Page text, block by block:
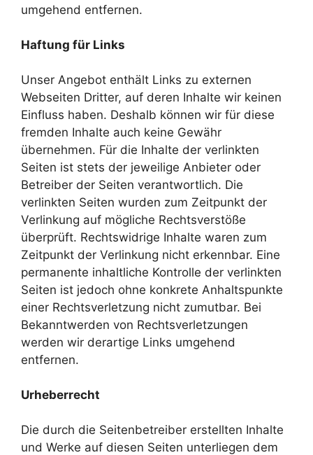
umgehend entfernen.
Haftung für Links
Unser Angebot enthält Links zu externen
Webseiten Dritter, auf deren Inhalte wir keinen
Einfluss haben. Deshalb können wir für diese
fremden Inhalte auch keine Gewähr
übernehmen. Für die Inhalte der verlinkten
Seiten ist stets der jeweilige Anbieter oder
Betreiber der Seiten verantwortlich. Die
verlinkten Seiten wurden zum Zeitpunkt der
Verlinkung auf mögliche Rechtsverstöße
überprüft. Rechtswidrige Inhalte waren zum
Zeitpunkt der Verlinkung nicht erkennbar. Eine
permanente inhaltliche Kontrolle der verlinkten
Seiten ist jedoch ohne konkrete Anhaltspunkte
einer Rechtsverletzung nicht zumutbar. Bei
Bekanntwerden von Rechtsverletzungen
werden wir derartige Links umgehend
entfernen.
Urheberrecht
Die durch die Seitenbetreiber erstellten Inhalte
und Werke auf diesen Seiten unterliegen dem